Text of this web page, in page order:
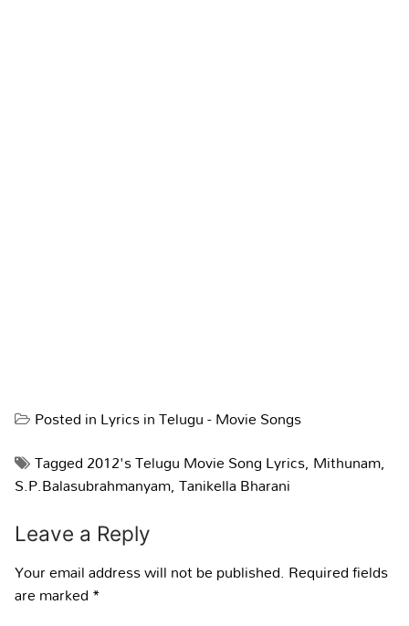
Posted inLyrics in Telugu - Movie Songs
Tagged2012's Telugu Movie Song Lyrics, Mithunam,
S.P.Balasubrahmanyam,Tanikella Bharani
Leave a Reply
Your email address will not be published. Required fields
are marked*